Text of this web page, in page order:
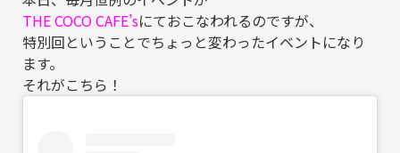
THE COCO CAFE’sにておこなわれるのですが、
特別回ということでちょっと変わったイベントになり
ます。
それがこちら！